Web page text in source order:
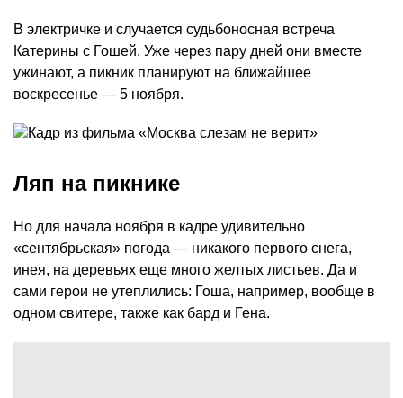
В электричке и случается судьбоносная встреча
Катерины с Гошей. Уже через пару дней они вместе
ужинают, а пикник планируют на ближайшее
воскресенье — 5 ноября.
Ляп на пикнике
Но для начала ноября в кадре удивительно
«сентябрьская» погода — никакого первого снега,
инея, на деревьях еще много желтых листьев. Да и
сами герои не утеплились: Гоша, например, вообще в
одном свитере, также как бард и Гена.